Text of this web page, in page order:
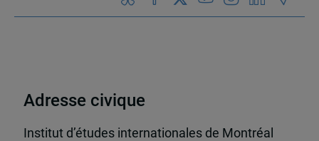
Adresse civique
Institut d’études internationales de Montréal